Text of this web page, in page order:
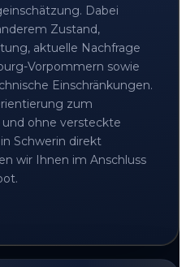
Dabei
Zustand,
aktuelle Nachfrage
Vorpommern sowie
Einschränkungen.
zum
ohne versteckte
Schwerin direkt
wir Ihnen im Anschluss